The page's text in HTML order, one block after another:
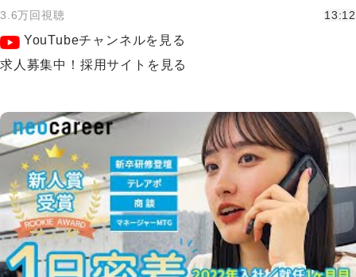
3.6万回視聴 13:12
YouTubeチャンネルを見る
求人募集中！採用サイトを見る